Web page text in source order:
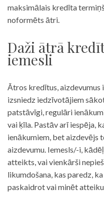
maksimālais kredīta
noformēts ātri.
Daži ātrā
iemesli
Ātros kredītus,
izsniedz iedzīvotājiem
patstāvīgi, regulāri
vai ķīla. Pastāv arī iespēja,
ienākumiem, bet aizdevējs
aizdevumu. Iemesls/-i, kādēļ
atteikts, vai vienkārši
likumdošana, kas paredz,
paskaidrot vai minēt